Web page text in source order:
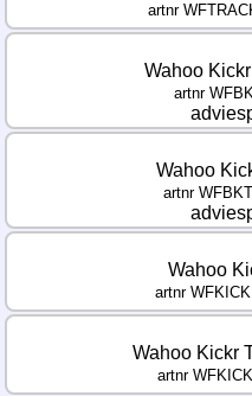
artnr
Wahoo
artnr
Wahoo
artnr
Wahoo
artnr
Wahoo Kickr
artnr